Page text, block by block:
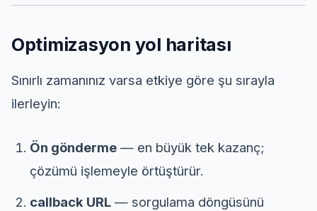
Optimizasyon yol haritası
Sınırlı zamanınız varsa etkiye göre şu sırayla
ilerleyin:
Ön gönderme— en büyük tek kazanç;
çözümü işlemeyle örtüştürür.
callback URL— sorgulama döngüsünü